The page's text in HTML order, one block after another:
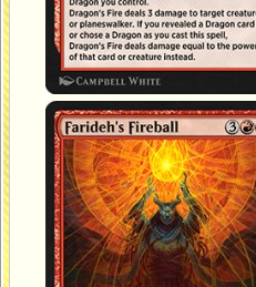
Boule de feu de Farideh